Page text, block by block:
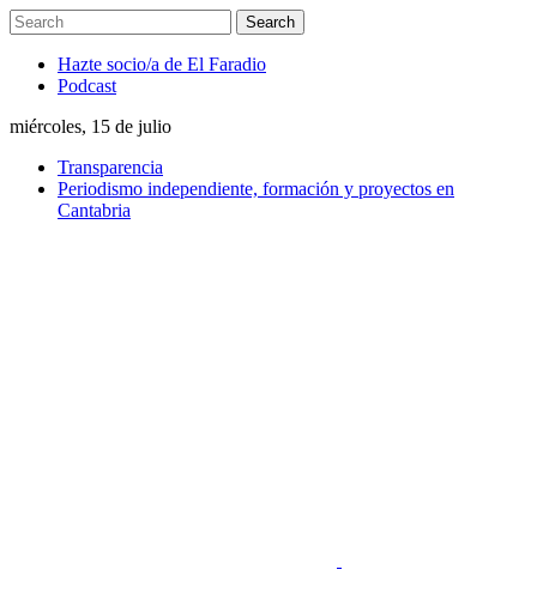
Hazte socio/a de El Faradio
Podcast
miércoles, 15 de julio
Transparencia
Periodismo independiente, formación y proyectos en
Cantabria